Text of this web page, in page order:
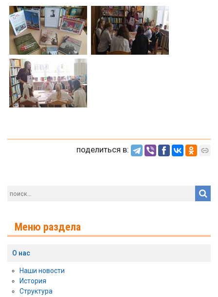
поделиться в:
Меню раздела
О нас
Наши новости
История
Структура